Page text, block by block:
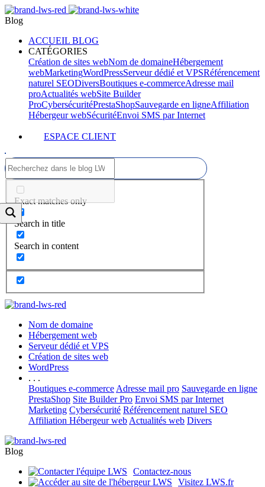
Blog
ACCUEIL BLOG
CATÉGORIES
Création de sites webNom de domaineHébergement
webMarketingWordPressServeur dédié et VPSRéférencement
naturel SEODiversBoutiques e-commerceAdresse mail
proActualités webSite Builder
ProCybersécuritéPrestaShopSauvegarde en ligneAffiliation
Hébergeur webSécuritéEnvoi SMS par Internet
ESPACE CLIENT
Exact matches only
Search in title
Search in content
Nom de domaine
Hébergement web
Serveur dédié et VPS
Création de sites web
WordPress
. . .
Boutiques e-commerce Adresse mail pro Sauvegarde en ligne
PrestaShop Site Builder Pro Envoi SMS par Internet
Marketing Cybersécurité Référencement naturel SEO
Affiliation Hébergeur web Actualités web Divers
Blog
Contactez-nous
Visitez LWS.fr